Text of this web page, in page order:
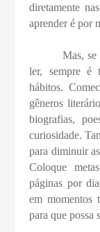
diretamente
aprender é por
Mas,
ler, sempre é
hábitos.
gêneros
biografias,
curiosidade.
para diminuir
Coloque
páginas por
em momentos
para que possa